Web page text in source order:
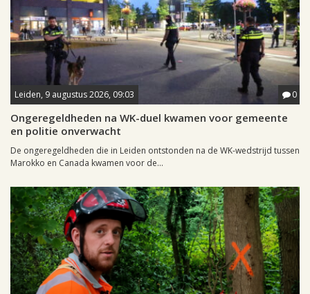
Leiden, 9 augustus 2026, 09:03 0
Ongeregeldheden na WK-duel kwamen voor gemeente
en politie onverwacht
De ongeregeldheden die in Leiden ontstonden na de WK-wedstrijd tussen
Marokko en Canada kwamen voor de...